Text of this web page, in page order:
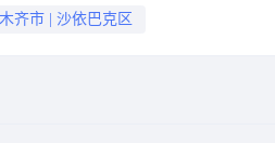
齐市 沙依巴克区